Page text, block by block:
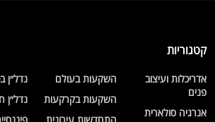
קטגוריות
אדריכלות ועיצוב
פנים
אנרגיה סולארית
השקעות בעולם
השקעות בקרקעות
נדל״ן
נדל״ן